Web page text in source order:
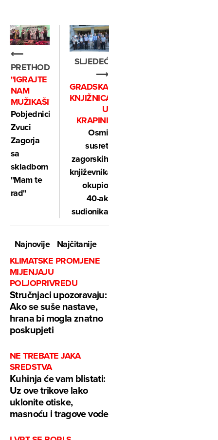
⟵
PRETHODNO
"IGRAJTE
NAM
MUŽIKAŠI"
Pobjednici
Zvuci
Zagorja
sa
skladbom
"Mam te
rad"
SLJEDEĆE
⟶
GRADSKA
KNJIŽNICA
U
KRAPINI
Osmi
susret
zagorskih
književnika
okupio
40-ak
sudionika
Najnovije
Najčitanije
KLIMATSKE PROMJENE
MIJENJAJU
POLJOPRIVREDU
Stručnjaci upozoravaju:
Ako se suše nastave,
hrana bi mogla znatno
poskupjeti
NE TREBATE JAKA
SREDSTVA
Kuhinja će vam blistati:
Uz ove trikove lako
uklonite otiske,
masnoću i tragove vode